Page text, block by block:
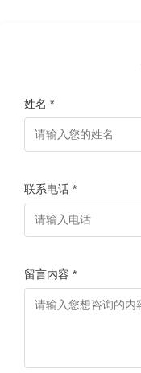
姓名 *
联系电话 *
留言内容 *